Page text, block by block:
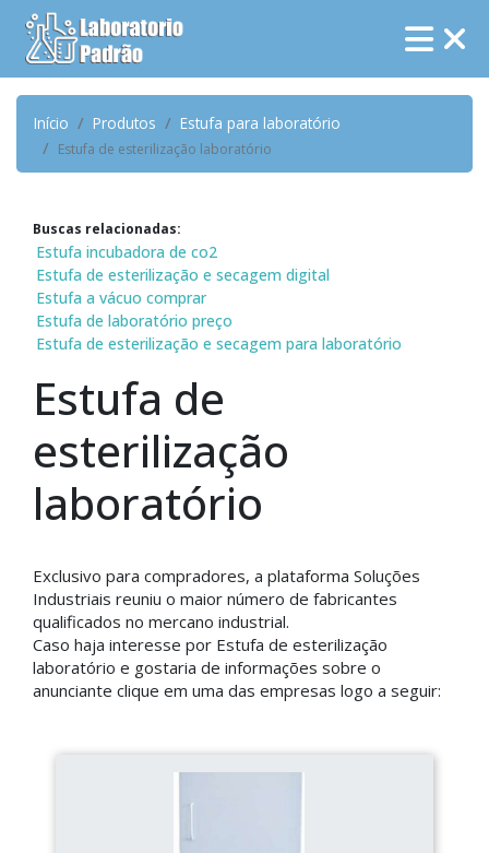
Início Produtos Estufa para laboratório
Estufa de esterilização laboratório
Buscas relacionadas:
Estufa incubadora de co2
Estufa de esterilização e secagem digital
Estufa a vácuo comprar
Estufa de laboratório preço
Estufa de esterilização e secagem para laboratório
Estufa de
esterilização
laboratório
Exclusivo para compradores, a plataforma Soluções
Industriais reuniu o maior número de fabricantes
qualificados no mercano industrial.
Caso haja interesse por Estufa de esterilização
laboratório e gostaria de informações sobre o
anunciante clique em uma das empresas logo a seguir: